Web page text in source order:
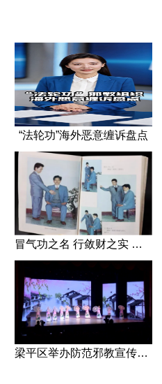
“法轮功”海外恶意缠诉盘点
冒气功之名 行敛财之实 张宏堡义女“小倩”团伙覆灭记
梁平区举办防范邪教宣传专场文艺演出